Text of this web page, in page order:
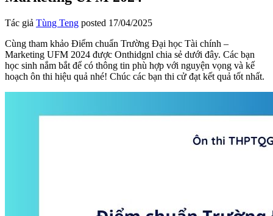
Tác giả Tùng Teng posted 17/04/2025
Cùng tham khảo Điểm chuẩn Trường Đại học Tài chính –
Marketing UFM 2024 được Onthidgnl chia sẻ dưới đây. Các bạn
học sinh nắm bắt để có thông tin phù hợp với nguyện vọng và kế
hoạch ôn thi hiệu quả nhé! Chúc các bạn thi cử đạt kết quả tốt nhất.